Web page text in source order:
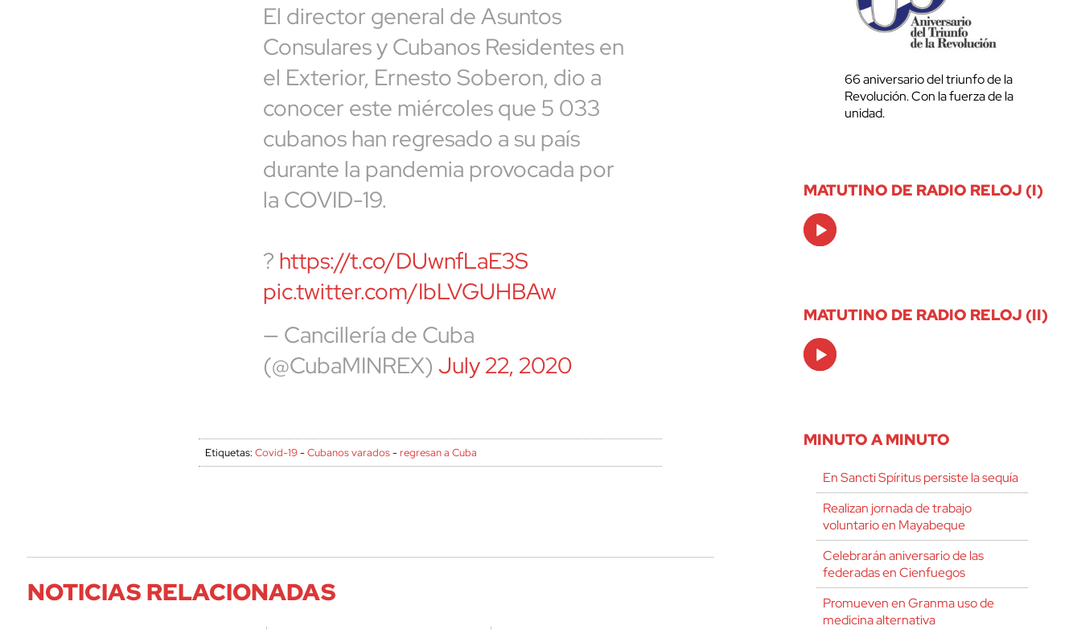
El director general de Asuntos
Consulares y Cubanos Residentes en
el Exterior, Ernesto Soberon, dio a
conocer este miércoles que 5 033
cubanos han regresado a su país
durante la pandemia provocada por
la COVID-19.
? https://t.co/DUwnfLaE3S
pic.twitter.com/IbLVGUHBAw
— Cancillería de Cuba
(@CubaMINREX)July 22, 2020
Etiquetas:Covid-19-Cubanos varados-regresan a Cuba
NOTICIAS RELACIONADAS
66 aniversario del triunfo de la
Revolución. Con la fuerza de la
unidad.
MATUTINO DE RADIO RELOJ (I)
Audio
Player
MATUTINO DE RADIO RELOJ (II)
Audio
Player
MINUTO A MINUTO
En Sancti Spíritus persiste la sequía
Realizan jornada de trabajo
voluntario en Mayabeque
Celebrarán aniversario de las
federadas en Cienfuegos
Promueven en Granma uso de
medicina alternativa